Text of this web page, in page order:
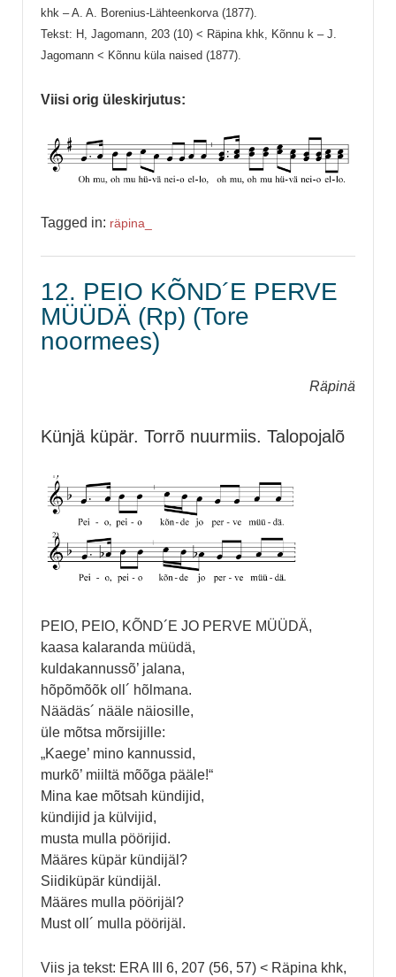
khk – A. A. Borenius-Lähteenkorva (1877).
Tekst: H, Jagomann, 203 (10) < Räpina khk, Kõnnu k – J.
Jagomann < Kõnnu küla naised (1877).
Viisi orig üleskirjutus:
Tagged in: räpina_
12. PEIO KÕND´E PERVE
MÜÜDÄ (Rp) (Tore
noormees)
Räpinä
Künjä küpär. Torrõ nuurmiis. Talopojalõ
PEIO, PEIO, KÕND´E JO PERVE MÜÜDÄ,
kaasa kalaranda müüdä,
kuldakannussõ’ jalana,
hõpõmõõk oll´ hõlmana.
Näädäs´ nääle näiosille,
üle mõtsa mõrsijille:
„Kaege’ mino kannussid,
murkõ’ miiltä mõõga pääle!“
Mina kae mõtsah kündijid,
kündijid ja külvijid,
musta mulla pöörijid.
Määres küpär kündijäl?
Siidiküpär kündijäl.
Määres mulla pöörijäl?
Must oll´ mulla pöörijäl.
Viis ja tekst: ERA III 6, 207 (56, 57) < Räpina khk,